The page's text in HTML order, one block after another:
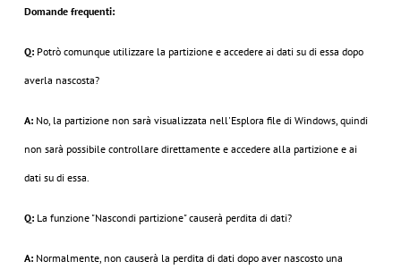
Domande frequenti:
Q: Potrò comunque utilizzare la partizione e accedere ai dati su di essa dopo
averla nascosta?
A: No, la partizione non sarà visualizzata nell'Esplora file di Windows, quindi
non sarà possibile controllare direttamente e accedere alla partizione e ai
dati su di essa.
Q: La funzione "Nascondi partizione" causerà perdita di dati?
A: Normalmente, non causerà la perdita di dati dopo aver nascosto una